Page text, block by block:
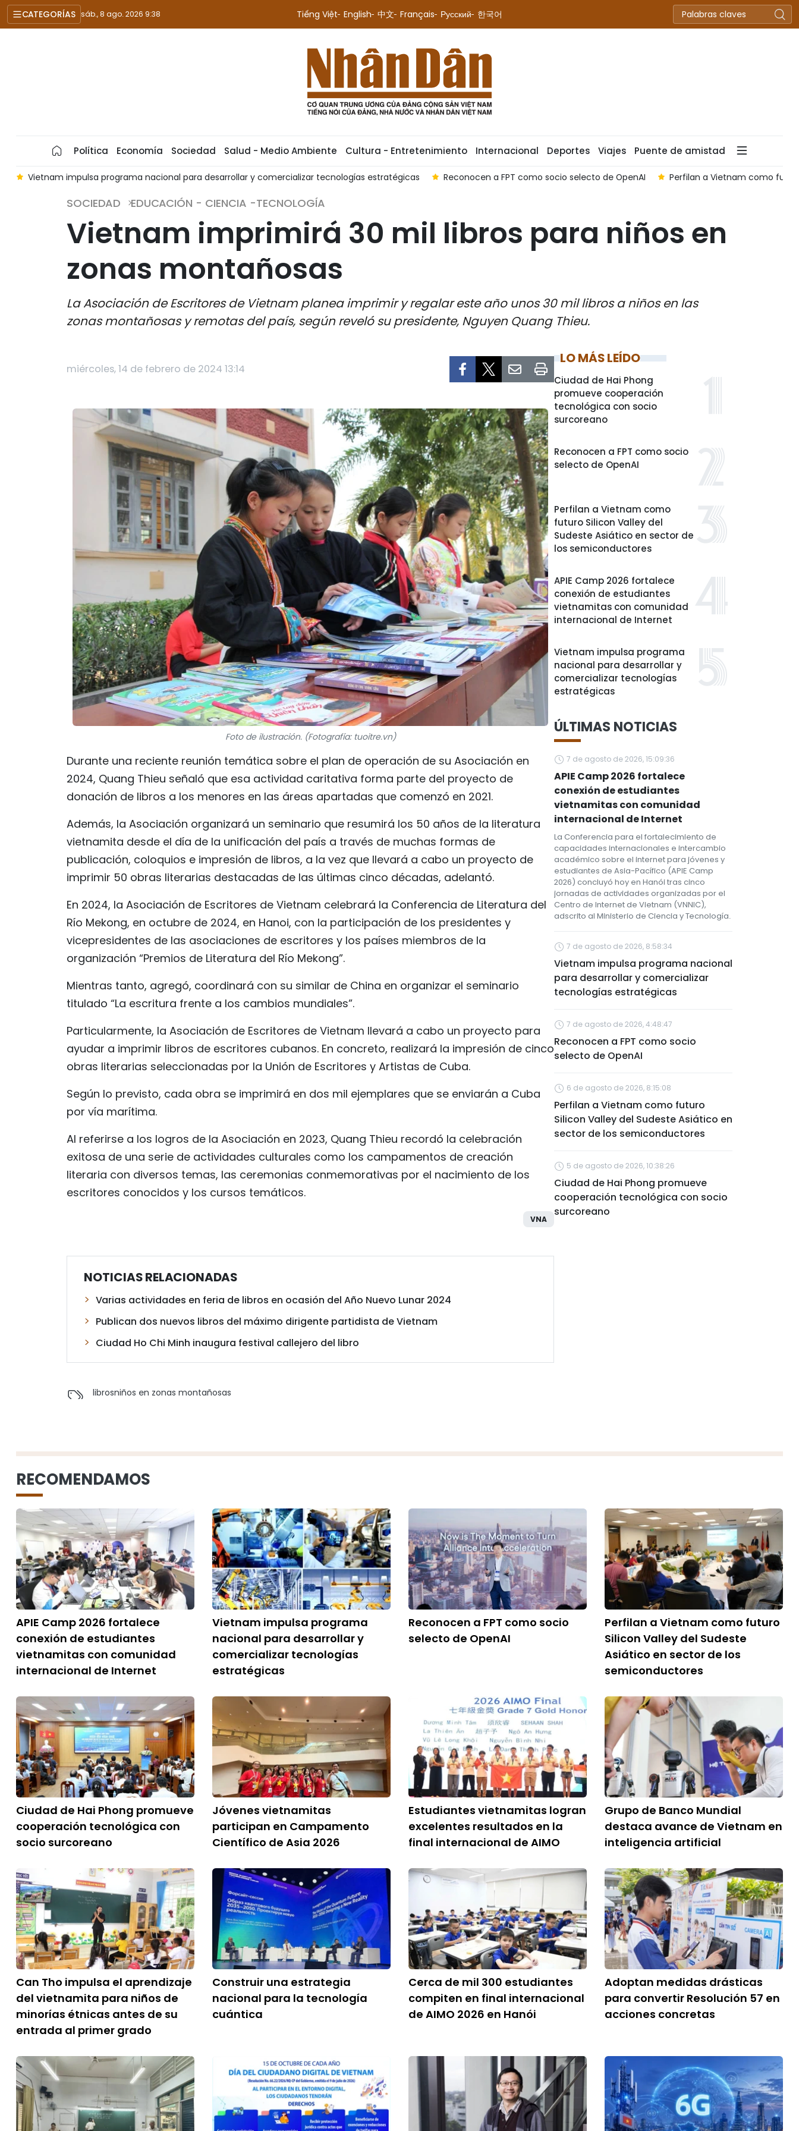
CATEGORÍAS sáb., 8 ago. 2026 9:38 Tiếng Việt English 中文 Français Русский 한국어
Política Economía Sociedad Salud - Medio Ambiente Cultura - Entretenimiento Internacional Deportes Viajes Puente de amistad
Vietnam impulsa programa nacional para desarrollar y comercializar tecnologías estratégicas Reconocen a FPT como socio selecto de OpenAI Perfilan a Vietnam como
SOCIEDAD EDUCACIÓN - CIENCIA -TECNOLOGÍA
Vietnam imprimirá 30 mil libros para niños en
zonas montañosas
La Asociación de Escritores de Vietnam planea imprimir y regalar este año unos 30 mil libros a niños en las
zonas montañosas y remotas del país, según reveló su presidente, Nguyen Quang Thieu.
miércoles, 14 de febrero de 2024 13:14
Foto de ilustración. (Fotografía: tuoitre.vn)
Durante una reciente reunión temática sobre el plan de operación de su Asociación en
2024, Quang Thieu señaló que esa actividad caritativa forma parte del proyecto de
donación de libros a los menores en las áreas apartadas que comenzó en 2021.
Además, la Asociación organizará un seminario que resumirá los 50 años de la literatura
vietnamita desde el día de la unificación del país a través de muchas formas de
publicación, coloquios e impresión de libros, a la vez que llevará a cabo un proyecto de
imprimir 50 obras literarias destacadas de las últimas cinco décadas, adelantó.
En 2024, la Asociación de Escritores de Vietnam celebrará la Conferencia de Literatura del
Río Mekong, en octubre de 2024, en Hanoi, con la participación de los presidentes y
vicepresidentes de las asociaciones de escritores y los países miembros de la
organización “Premios de Literatura del Río Mekong”.
Mientras tanto, agregó, coordinará con su similar de China en organizar el seminario
titulado “La escritura frente a los cambios mundiales”.
Particularmente, la Asociación de Escritores de Vietnam llevará a cabo un proyecto para
ayudar a imprimir libros de escritores cubanos. En concreto, realizará la impresión de cinco
obras literarias seleccionadas por la Unión de Escritores y Artistas de Cuba.
Según lo previsto, cada obra se imprimirá en dos mil ejemplares que se enviarán a Cuba
por vía marítima.
Al referirse a los logros de la Asociación en 2023, Quang Thieu recordó la celebración
exitosa de una serie de actividades culturales como los campamentos de creación
literaria con diversos temas, las ceremonias conmemorativas por el nacimiento de los
escritores conocidos y los cursos temáticos.
VNA
NOTICIAS RELACIONADAS
Varias actividades en feria de libros en ocasión del Año Nuevo Lunar 2024
Publican dos nuevos libros del máximo dirigente partidista de Vietnam
Ciudad Ho Chi Minh inaugura festival callejero del libro
librosniños en zonas montañosas
LO MÁS LEÍDO
Ciudad de Hai Phong
promueve cooperación
tecnológica con socio
surcoreano
Reconocen a FPT como socio
selecto de OpenAI
Perfilan a Vietnam como
futuro Silicon Valley del
Sudeste Asiático en sector de
los semiconductores
APIE Camp 2026 fortalece
conexión de estudiantes
vietnamitas con comunidad
internacional de Internet
Vietnam impulsa programa
nacional para desarrollar y
comercializar tecnologías
estratégicas
ÚLTIMAS NOTICIAS
7 de agosto de 2026, 15:09:36
APIE Camp 2026 fortalece
conexión de estudiantes
vietnamitas con comunidad
internacional de Internet
La Conferencia para el fortalecimiento de
capacidades internacionales e intercambio
académico sobre el internet para jóvenes y
estudiantes de Asia-Pacífico (APIE Camp
2026) concluyó hoy en Hanói tras cinco
jornadas de actividades organizadas por el
Centro de Internet de Vietnam (VNNIC),
adscrito al Ministerio de Ciencia y Tecnología.
7 de agosto de 2026, 8:58:34
Vietnam impulsa programa nacional
para desarrollar y comercializar
tecnologías estratégicas
7 de agosto de 2026, 4:48:47
Reconocen a FPT como socio
selecto de OpenAI
6 de agosto de 2026, 8:15:08
Perfilan a Vietnam como futuro
Silicon Valley del Sudeste Asiático en
sector de los semiconductores
5 de agosto de 2026, 10:38:26
Ciudad de Hai Phong promueve
cooperación tecnológica con socio
surcoreano
RECOMENDAMOS
APIE Camp 2026 fortalece
conexión de estudiantes
vietnamitas con comunidad
internacional de Internet
Vietnam impulsa programa
nacional para desarrollar y
comercializar tecnologías
estratégicas
Reconocen a FPT como socio
selecto de OpenAI
Perfilan a Vietnam como futuro
Silicon Valley del Sudeste
Asiático en sector de los
semiconductores
Ciudad de Hai Phong promueve
cooperación tecnológica con
socio surcoreano
Jóvenes vietnamitas
participan en Campamento
Científico de Asia 2026
Estudiantes vietnamitas logran
excelentes resultados en la
final internacional de AIMO
Grupo de Banco Mundial
destaca avance de Vietnam en
inteligencia artificial
Can Tho impulsa el aprendizaje
del vietnamita para niños de
minorías étnicas antes de su
entrada al primer grado
Construir una estrategia
nacional para la tecnología
cuántica
Cerca de mil 300 estudiantes
compiten en final internacional
de AIMO 2026 en Hanói
Adoptan medidas drásticas
para convertir Resolución 57 en
acciones concretas